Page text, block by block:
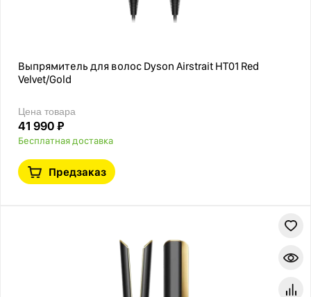
Выпрямитель для волос Dyson Airstrait HT01 Red
Velvet/Gold
Цена товара
41 990 ₽
Бесплатная доставка
Предзаказ